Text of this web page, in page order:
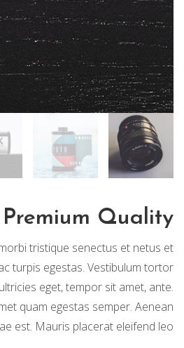
Premium Quality
tristique senectus et netus et
turpis egestas. Vestibulum tortor
eget, tempor sit amet, ante.
quam egestas semper. Aenean
est. Mauris placerat eleifend leo.